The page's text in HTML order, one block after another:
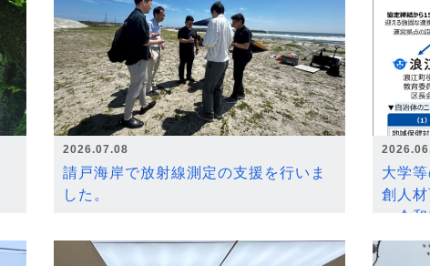
2026.07.08
請戸海岸で放射線測定の支援を行いま
した。
大学
創人
～令